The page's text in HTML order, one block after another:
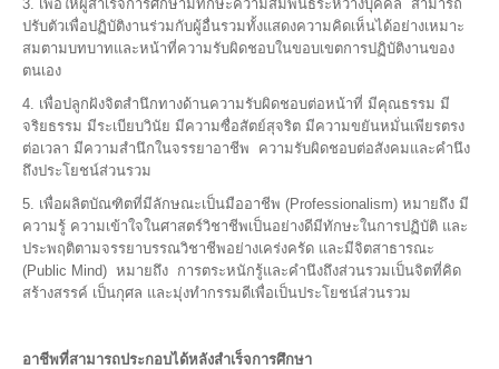
3. เพื่อให้ผู้สำเร็จการศึกษามีทักษะความสัมพันธ์ระหว่างบุคคล สามารถ
ปรับตัวเพื่อปฏิบัติงานร่วมกับผู้อื่นรวมทั้งแสดงความคิดเห็นได้อย่างเหมาะ
สมตามบทบาทและหน้าที่ความรับผิดชอบในขอบเขตการปฏิบัติงานของ
ตนเอง
4. เพื่อปลูกฝังจิตสำนึกทางด้านความรับผิดชอบต่อหน้าที่ มีคุณธรรม มี
จริยธรรม มีระเบียบวินัย มีความซื่อสัตย์สุจริต มีความขยันหมั่นเพียรตรง
ต่อเวลา มีความสำนึกในจรรยาอาชีพ ความรับผิดชอบต่อสังคมและคำนึง
ถึงประโยชน์ส่วนรวม
5. เพื่อผลิตบัณฑิตที่มีลักษณะเป็นมืออาชีพ (Professionalism) หมายถึง มี
ความรู้ ความเข้าใจในศาสตร์วิชาชีพเป็นอย่างดีมีทักษะในการปฏิบัติ และ
ประพฤติตามจรรยาบรรณวิชาชีพอย่างเคร่งครัด และมีจิตสาธารณะ
(Public Mind) หมายถึง การตระหนักรู้และคำนึงถึงส่วนรวมเป็นจิตที่คิด
สร้างสรรค์ เป็นกุศล และมุ่งทำกรรมดีเพื่อเป็นประโยชน์ส่วนรวม
อาชีพที่สามารถประกอบได้หลังสำเร็จการศึกษา